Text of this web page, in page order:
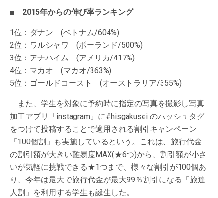
■ 2015年からの伸び率ランキング
1位：ダナン (ベトナム/604%)
2位：ワルシャワ (ポーランド/500%)
3位：アナハイム (アメリカ/417%)
4位：マカオ (マカオ/363%)
5位：ゴールドコースト (オーストラリア/355%)
また、学生を対象に予約時に指定の写真を撮影し写真
加工アプリ「instagram」に#hisgakusei のハッシュタグ
をつけて投稿することで適用される割引キャンペーン
「100個割」も実施しているという。これは、旅行代金
の割引額が大きい難易度MAX(★6つ)から、割引額が小さ
いが気軽に挑戦できる★1つまで、様々な割引が100個あ
り、今年は最大で旅行代金が最大99％割引になる「旅達
人割」を利用する学生も誕生した。